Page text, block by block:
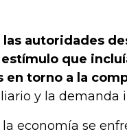
las autoridades
que
en torno a la
y la demanda
economía se